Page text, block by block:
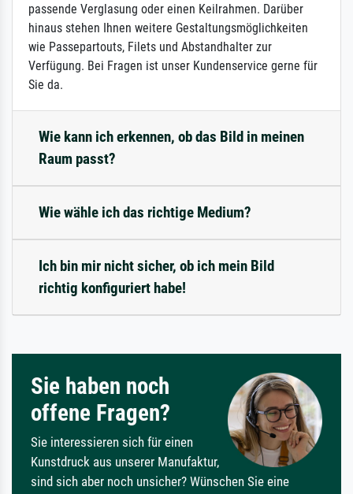
passende Verglasung oder einen Keilrahmen. Darüber
hinaus stehen Ihnen weitere Gestaltungsmöglichkeiten
wie Passepartouts, Filets und Abstandhalter zur
Verfügung. Bei Fragen ist unser Kundenservice gerne für
Sie da.
Wie kann ich erkennen, ob das Bild in meinen
Raum passt?
Wie wähle ich das richtige Medium?
Ich bin mir nicht sicher, ob ich mein Bild
richtig konfiguriert habe!
Sie haben noch
offene Fragen?
Sie interessieren sich für einen
Kunstdruck aus unserer Manufaktur,
sind sich aber noch unsicher? Wünschen Sie eine